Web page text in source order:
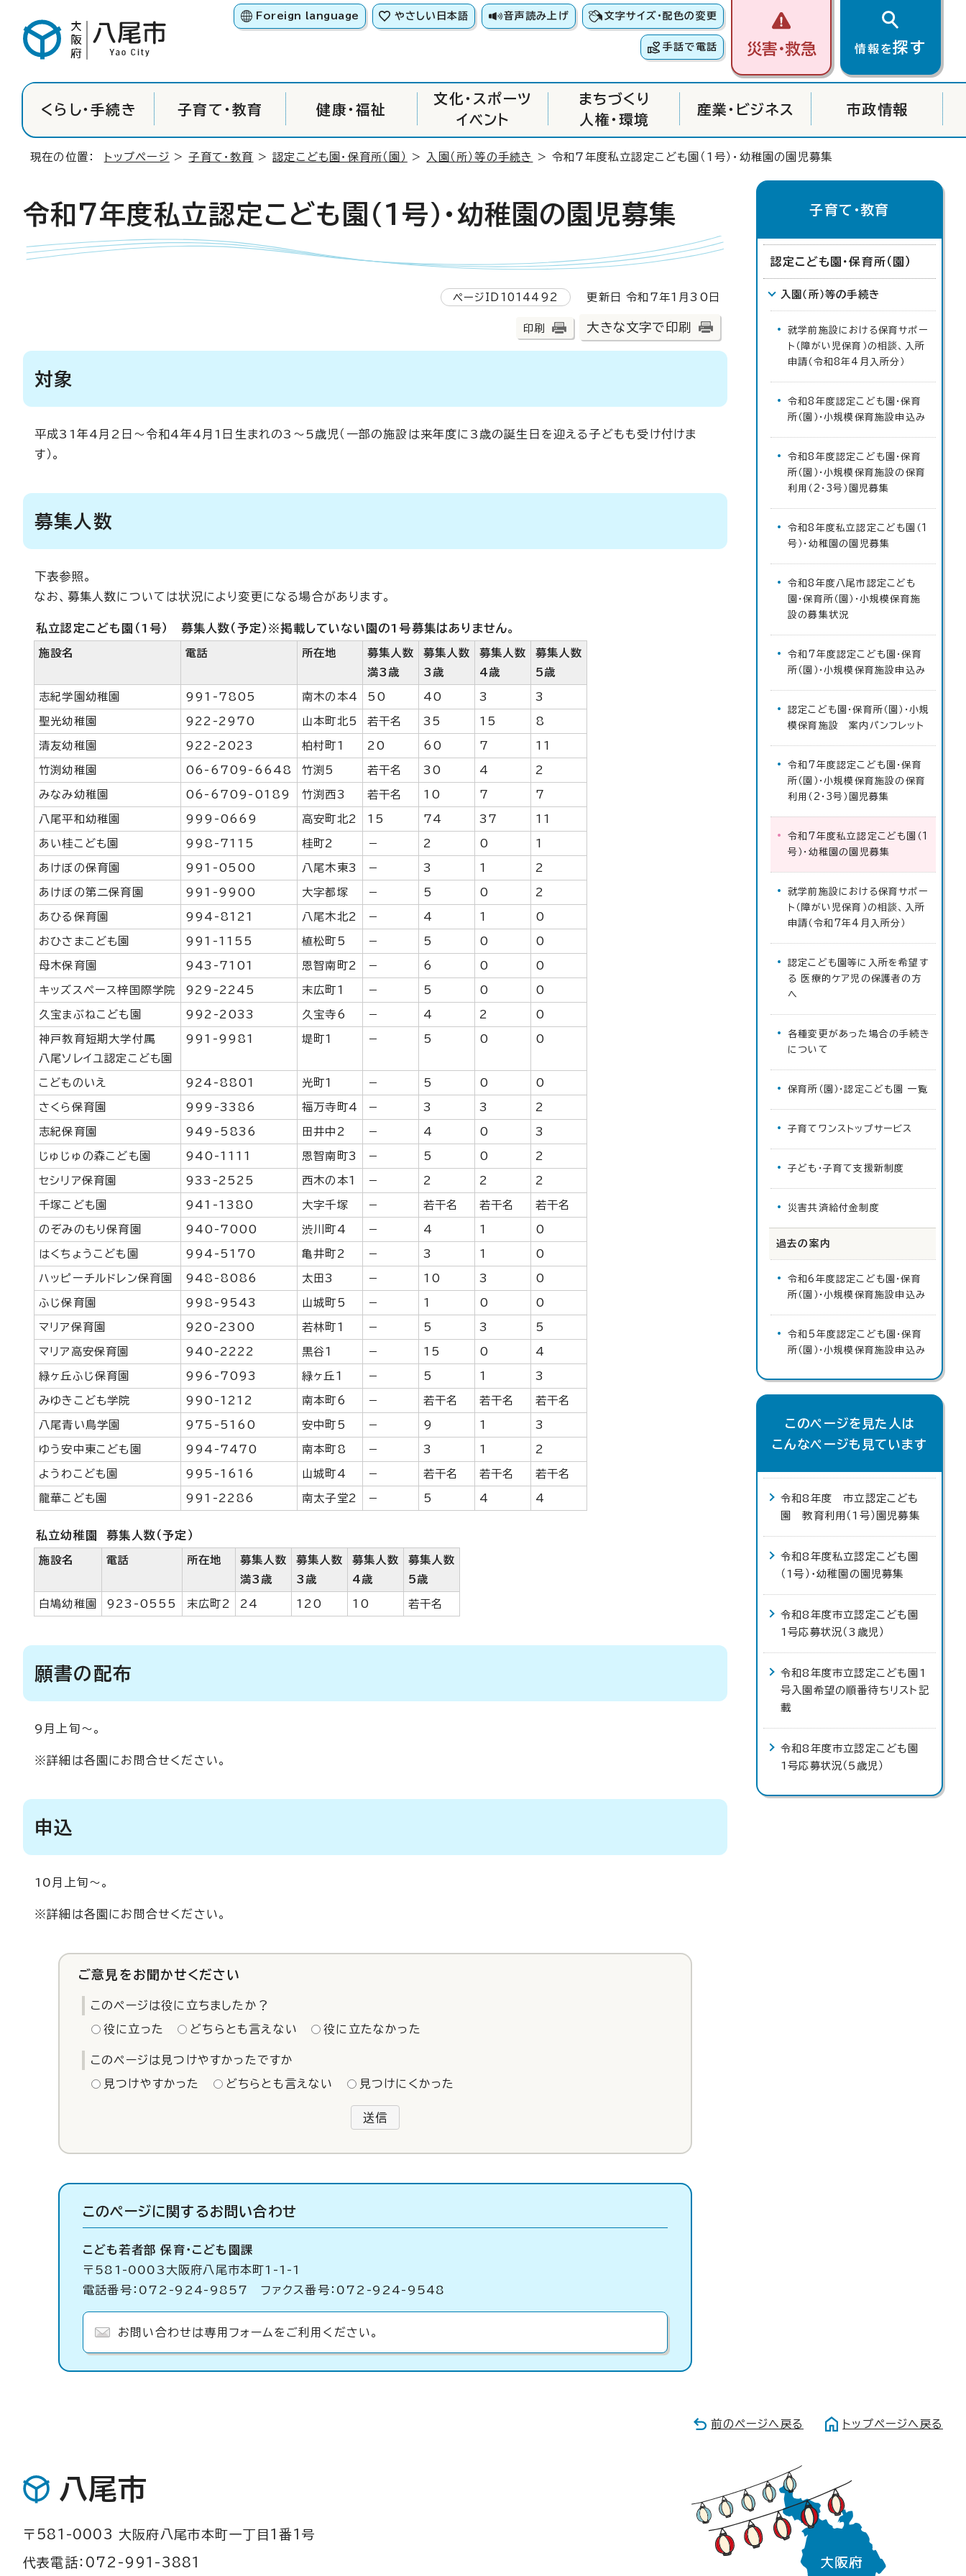
Foreign language やさしい日本語 音声読み上げ 文字サイズ・配色の変更
手話で電話 災害・救急 情報を探す
くらし・手続き 子育て・教育 健康・福祉
文化・スポーツ
イベント
まちづくり
人権・環境
産業・ビジネス 市政情報
現在の位置： トップページ >子育て・教育 >認定こども園・保育所（園） > 入園（所）等の手続き > 令和7年度私立認定こども園（1号）・幼稚園の園児募集
令和7年度私立認定こども園（1号）・幼稚園の園児募集
ページID1014492 更新日 令和7年1月30日
印刷 大きな文字で印刷
対象
平成31年4月2日～令和4年4月1日生まれの3～5歳児（一部の施設は来年度に3歳の誕生日を迎える子どもも受け付けま
す）。
募集人数
下表参照。
なお、募集人数については状況により変更になる場合があります。
私立認定こども園（1号） 募集人数（予定）※掲載していない園の1号募集はありません。
施設名 電話 所在地
募集人数
満3歳
募集人数
3歳
募集人数
4歳
募集人数
5歳
志紀学園幼稚園 991-7805 南木の本4 50 40 3 3
聖光幼稚園 922-2970 山本町北5 若干名 35 15 8
清友幼稚園 922-2023 柏村町1 20 60 7 11
竹渕幼稚園 06-6709-6648 竹渕5 若干名 30 4 2
みなみ幼稚園 06-6709-0189 竹渕西3 若干名 10 7 7
八尾平和幼稚園 999-0669 高安町北2 15 74 37 11
あい桂こども園 998-7115 桂町2 － 2 0 1
あけぼの保育園 991-0500 八尾木東3 － 3 1 2
あけぼの第二保育園 991-9900 大字都塚 － 5 0 2
あひる保育園 994-8121 八尾木北2 － 4 1 0
おひさまこども園 991-1155 植松町5 － 5 0 0
母木保育園 943-7101 恩智南町2 － 6 0 0
キッズスペース梓国際学院 929-2245 末広町1 － 5 0 0
久宝まぶねこども園 992-2033 久宝寺6 － 4 2 0
神戸教育短期大学付属
八尾ソレイユ認定こども園
991-9981 堤町1 － 5 0 0
こどものいえ 924-8801 光町1 － 5 0 0
さくら保育園 999-3386 福万寺町4 － 3 3 2
志紀保育園 949-5836 田井中2 － 4 0 3
じゅじゅの森こども園 940-1111 恩智南町3 － 5 0 2
セシリア保育園 933-2525 西木の本1 － 2 2 2
千塚こども園 941-1380 大字千塚 － 若干名 若干名 若干名
のぞみのもり保育園 940-7000 渋川町4 － 4 1 0
はくちょうこども園 994-5170 亀井町2 － 3 1 0
ハッピーチルドレン保育園 948-8086 太田3 － 10 3 0
ふじ保育園 998-9543 山城町5 － 1 0 0
マリア保育園 920-2300 若林町1 － 5 3 5
マリア高安保育園 940-2222 黒谷1 － 15 0 4
緑ヶ丘ふじ保育園 996-7093 緑ヶ丘1 － 5 1 3
みゆきこども学院 990-1212 南本町6 － 若干名 若干名 若干名
八尾青い鳥学園 975-5160 安中町5 － 9 1 3
ゆう安中東こども園 994-7470 南本町8 － 3 1 2
ようわこども園 995-1616 山城町4 － 若干名 若干名 若干名
龍華こども園 991-2286 南太子堂2 － 5 4 4
私立幼稚園 募集人数（予定）
施設名 電話 所在地
募集人数
満3歳
募集人数
3歳
募集人数
4歳
募集人数
5歳
白鳩幼稚園 923-0555 末広町2 24 120 10 若干名
願書の配布
9月上旬～。
※詳細は各園にお問合せください。
申込
10月上旬～。
※詳細は各園にお問合せください。
ご意見をお聞かせください
このページは役に立ちましたか？
役に立った どちらとも言えない 役に立たなかった
このページは見つけやすかったですか
見つけやすかった どちらとも言えない 見つけにくかった
送信
このページに関するお問い合わせ
こども若者部 保育・こども園課
〒581-0003大阪府八尾市本町1-1-1
電話番号：072-924-9857 ファクス番号：072-924-9548
お問い合わせは専用フォームをご利用ください。
子育て・教育
認定こども園・保育所（園）
入園（所）等の手続き
就学前施設における保育サポー
ト（障がい児保育）の相談、入所
申請（令和8年4月入所分）
令和8年度認定こども園・保育
所（園）・小規模保育施設申込み
令和8年度認定こども園・保育
所（園）・小規模保育施設の保育
利用（2・3号）園児募集
令和8年度私立認定こども園（1
号）・幼稚園の園児募集
令和8年度八尾市認定こども
園・保育所（園）・小規模保育施
設の募集状況
令和7年度認定こども園・保育
所（園）・小規模保育施設申込み
認定こども園・保育所（園）・小規
模保育施設 案内パンフレット
令和7年度認定こども園・保育
所（園）・小規模保育施設の保育
利用（2・3号）園児募集
令和7年度私立認定こども園（1
号）・幼稚園の園児募集
就学前施設における保育サポー
ト（障がい児保育）の相談、入所
申請（令和7年4月入所分）
認定こども園等に入所を希望す
る 医療的ケア児の保護者の方
へ
各種変更があった場合の手続き
について
保育所（園）・認定こども園 一覧
子育てワンストップサービス
子ども・子育て支援新制度
災害共済給付金制度
過去の案内
令和6年度認定こども園・保育
所（園）・小規模保育施設申込み
令和5年度認定こども園・保育
所（園）・小規模保育施設申込み
このページを見た人は
こんなページも見ています
令和8年度 市立認定こども
園 教育利用（1号）園児募集
令和8年度私立認定こども園
（1号）・幼稚園の園児募集
令和8年度市立認定こども園
1号応募状況（3歳児）
令和8年度市立認定こども園1
号入園希望の順番待ちリスト記
載
令和8年度市立認定こども園
1号応募状況（5歳児）
前のページへ戻る トップページへ戻る
八尾市
〒581-0003 大阪府八尾市本町一丁目1番1号
代表電話：072-991-3881